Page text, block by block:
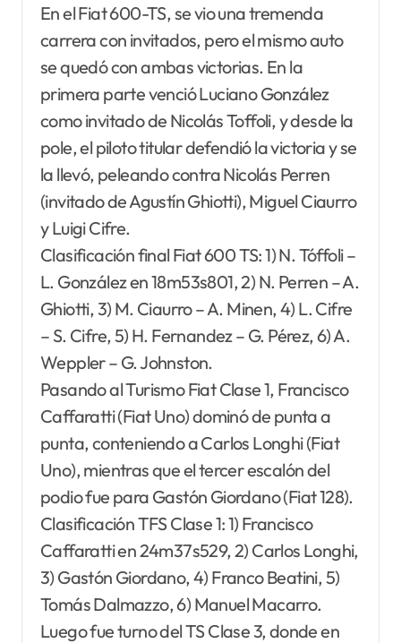
En el Fiat 600-TS, se vio una tremenda
carrera con invitados, pero el mismo auto
se quedó con ambas victorias. En la
primera parte venció Luciano González
como invitado de Nicolás Toffoli, y desde la
pole, el piloto titular defendió la victoria y se
la llevó, peleando contra Nicolás Perren
(invitado de Agustín Ghiotti), Miguel Ciaurro
y Luigi Cifre.
Clasificación final Fiat 600 TS: 1) N. Tóffoli –
L. González en 18m53s801, 2) N. Perren – A.
Ghiotti, 3) M. Ciaurro – A. Minen, 4) L. Cifre
– S. Cifre, 5) H. Fernandez – G. Pérez, 6) A.
Weppler – G. Johnston.
Pasando al Turismo Fiat Clase 1, Francisco
Caffaratti (Fiat Uno) dominó de punta a
punta, conteniendo a Carlos Longhi (Fiat
Uno), mientras que el tercer escalón del
podio fue para Gastón Giordano (Fiat 128).
Clasificación TFS Clase 1: 1) Francisco
Caffaratti en 24m37s529, 2) Carlos Longhi,
3) Gastón Giordano, 4) Franco Beatini, 5)
Tomás Dalmazzo, 6) Manuel Macarro.
Luego fue turno del TS Clase 3, donde en